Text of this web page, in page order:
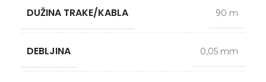
DUŽINA TRAKE/KABLA 90 m
DEBLJINA 0,05 mm